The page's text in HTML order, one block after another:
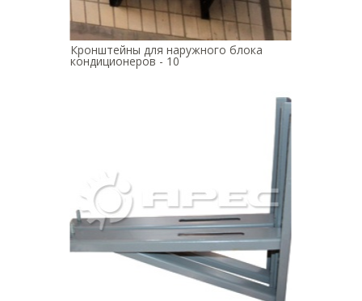
Кронштейны для наружного блока
кондиционеров - 10